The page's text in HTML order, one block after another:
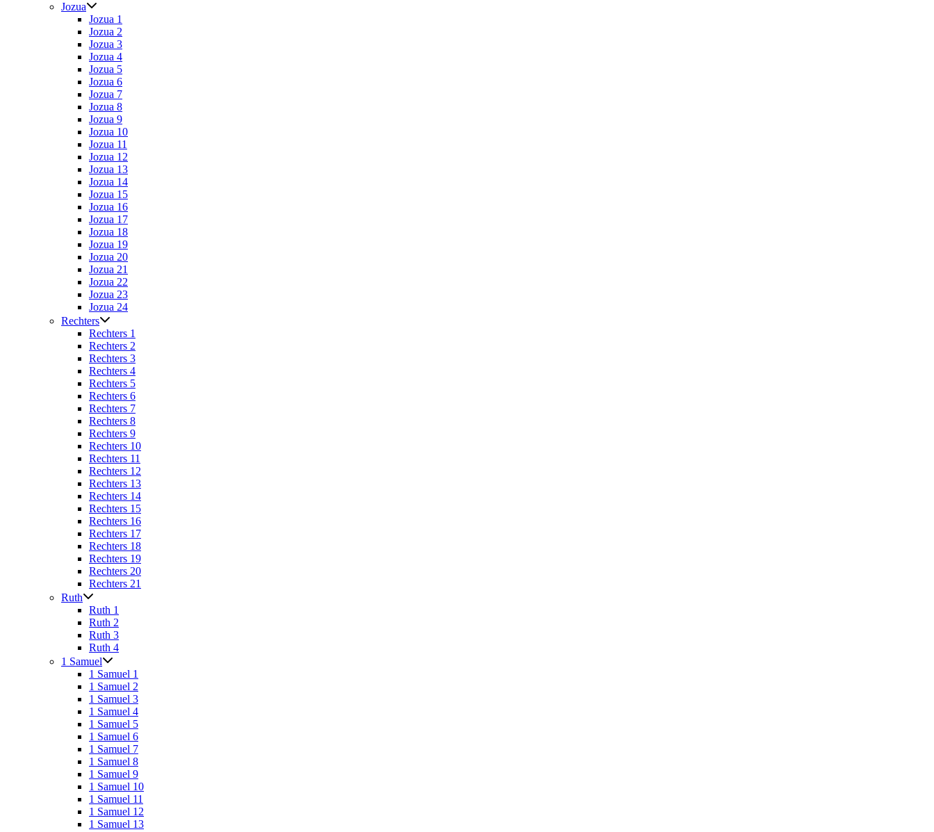
Jozua
Jozua 1
Jozua 2
Jozua 3
Jozua 4
Jozua 5
Jozua 6
Jozua 7
Jozua 8
Jozua 9
Jozua 10
Jozua 11
Jozua 12
Jozua 13
Jozua 14
Jozua 15
Jozua 16
Jozua 17
Jozua 18
Jozua 19
Jozua 20
Jozua 21
Jozua 22
Jozua 23
Jozua 24
Rechters
Rechters 1
Rechters 2
Rechters 3
Rechters 4
Rechters 5
Rechters 6
Rechters 7
Rechters 8
Rechters 9
Rechters 10
Rechters 11
Rechters 12
Rechters 13
Rechters 14
Rechters 15
Rechters 16
Rechters 17
Rechters 18
Rechters 19
Rechters 20
Rechters 21
Ruth
Ruth 1
Ruth 2
Ruth 3
Ruth 4
1 Samuel
1 Samuel 1
1 Samuel 2
1 Samuel 3
1 Samuel 4
1 Samuel 5
1 Samuel 6
1 Samuel 7
1 Samuel 8
1 Samuel 9
1 Samuel 10
1 Samuel 11
1 Samuel 12
1 Samuel 13